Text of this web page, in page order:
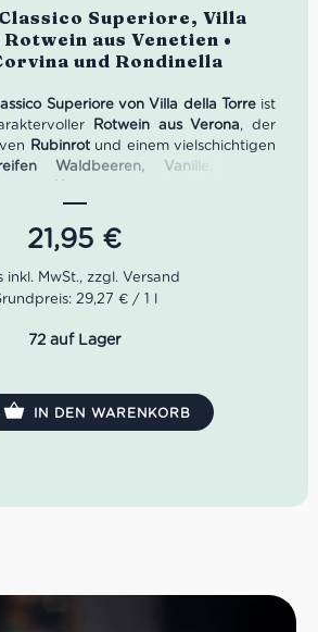
Superiore, Villa
aus Venetien •
und Rondinella
Superiore von Villa della Torreist
Rotwein aus Verona, der
Rubinrotund einem vielschichtigen
Waldbeeren, Vanille, feinen
Kräuternuancen
ausgewogene Struktur mit
Frische und einem langen,
Ein edler Wein aus der
fürgehobene Anlässe
Momente mit italienischem Flair.
21 Flaschen
Vanille & Gewürzen
Tannine, frischer und
21,95 €
29,27 € / 1 l
72 auf Lager
IN DEN WARENKORB